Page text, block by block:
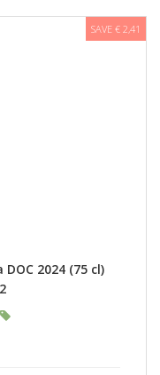
SAVE € 2,41
2024 (75 cl)